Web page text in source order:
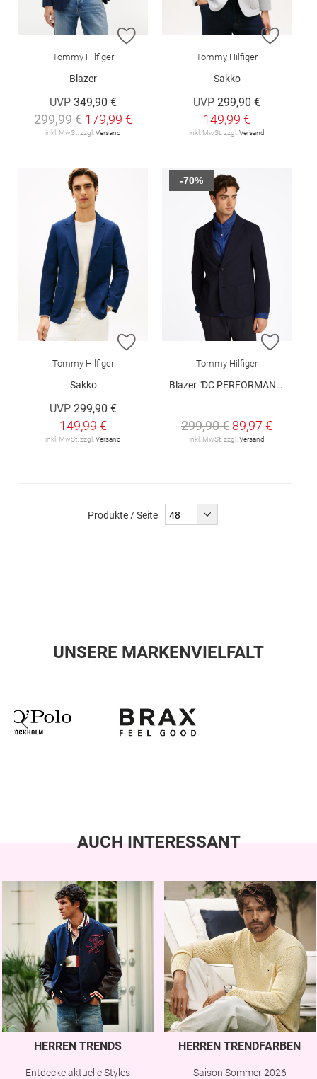
ZUR WUNSCHLISTE HINZUFÜGEN
Tommy Hilfiger
Blazer
UVP 349,90 €
299,99 € 179,99 €
inkl. MwSt. zzgl. Versand
ZUR
Tommy Hilfiger
Sakko
UVP 299,90 €
149,99 €
inkl. MwSt. zzgl. Versand
ZUR WUNSCHLISTE HINZUFÜGEN
Tommy Hilfiger
Sakko
UVP 299,90 €
149,99 €
inkl. MwSt. zzgl. Versand
ZUR
Tommy Hilfiger
Blazer "DC PERFORMANCE"
299,90 € 89,97 €
inkl. MwSt. zzgl. Versand
-70%
Produkte / Seite
UNSERE MARKENVIELFALT
AUCH INTERESSANT
HERREN TRENDS
Entdecke aktuelle Styles
HERREN TRENDFARBEN
Saison Sommer 2026